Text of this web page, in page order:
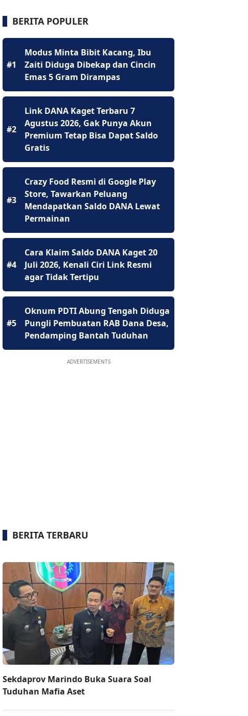
BERITA POPULER
#1
Modus Minta Bibit Kacang, Ibu
Zaiti Diduga Dibekap dan Cincin
Emas 5 Gram Dirampas
#2
Link DANA Kaget Terbaru 7
Agustus 2026, Gak Punya Akun
Premium Tetap Bisa Dapat Saldo
Gratis
#3
Crazy Food Resmi di Google Play
Store, Tawarkan Peluang
Mendapatkan Saldo DANA Lewat
Permainan
#4
Cara Klaim Saldo DANA Kaget 20
Juli 2026, Kenali Ciri Link Resmi
agar Tidak Tertipu
#5
Oknum PDTI Abung Tengah Diduga
Pungli Pembuatan RAB Dana Desa,
Pendamping Bantah Tuduhan
ADVERTISEMENTS
BERITA TERBARU
Sekdaprov Marindo Buka Suara Soal
Tuduhan Mafia Aset